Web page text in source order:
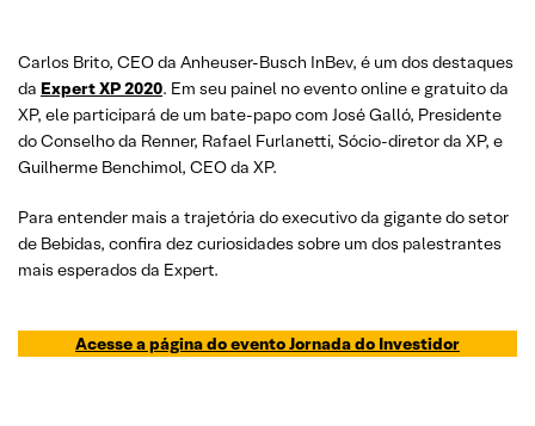
Carlos Brito, CEO da Anheuser-Busch InBev, é um dos destaques
da Expert XP 2020. Em seu painel no evento online e gratuito da
XP, ele participará de um bate-papo com José Galló, Presidente
do Conselho da Renner, Rafael Furlanetti, Sócio-diretor da XP, e
Guilherme Benchimol, CEO da XP.
Para entender mais a trajetória do executivo da gigante do setor
de Bebidas, confira dez curiosidades sobre um dos palestrantes
mais esperados da Expert.
Acesse a página do evento Jornada do Investidor